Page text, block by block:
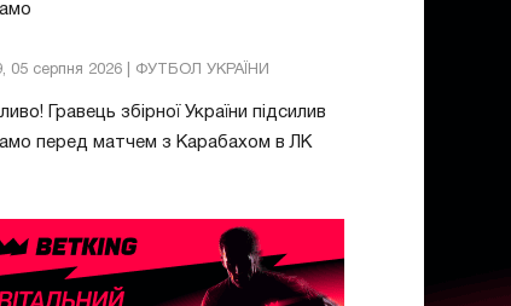
05 серпня 2026 | ФУТБОЛ УКРАЇНИ
Гравець збірної України підсилив
перед матчем з Карабахом в ЛК